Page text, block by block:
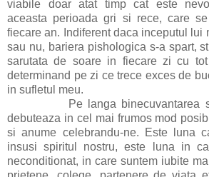
viabile doar atat timp cat este
aceasta perioada gri si rece, care
fiecare an. Indiferent daca inceputul lui
sau nu, bariera pishologica s-a spart,
sarutata de soare in fiecare zi cu
determinand pe zi ce trece exces de
in sufletul meu.
Pe langa binecuvantarea
debuteaza in cel mai frumos mod
si anume celebrandu-ne. Este luna
insusi spiritul nostru, este luna in
neconditionat, in care suntem iubite